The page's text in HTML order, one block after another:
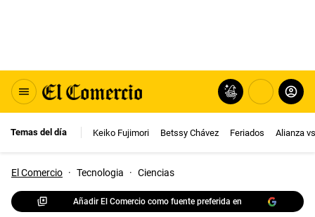
Temas del día Keiko Fujimori Betssy Chávez Feriados Alianza
El Comercio · Tecnologia · Ciencias
Añadir El Comercio como fuente preferida en